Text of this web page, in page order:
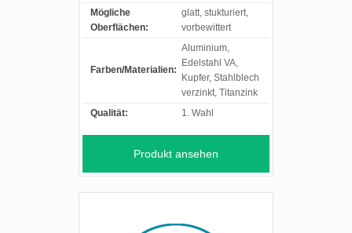
Mögliche
Oberflächen:
glatt, stukturiert,
vorbewittert
Farben/Materialien:
Aluminium,
Edelstahl VA,
Kupfer, Stahlblech
verzinkt, Titanzink
Qualität:
1. Wahl
Produkt ansehen